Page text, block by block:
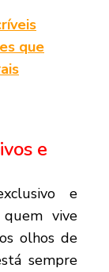
que
e
e
vive
olhos de
sempre